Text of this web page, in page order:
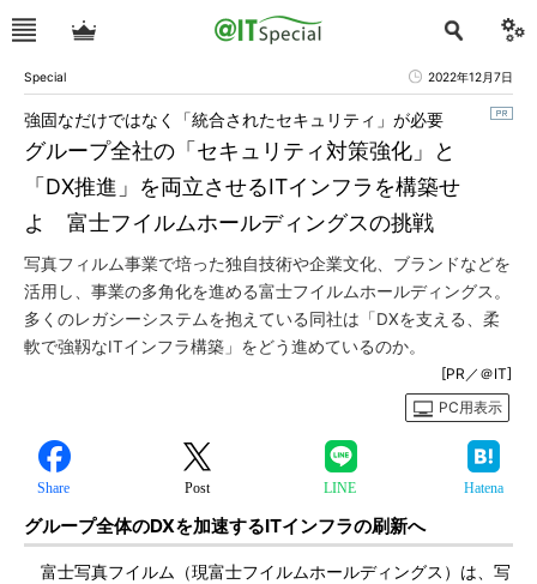
Special 2022年12月7日
グループ全社の「セキュリティ対策強化」と
「DX推進」を両立させるITインフラを構築せ
よ 富士フイルムホールディングスの挑戦
強固なだけではなく「統合されたセキュリティ」が必要
写真フィルム事業で培った独自技術や企業文化、ブランドなどを
活用し、事業の多角化を進める富士フイルムホールディングス。
多くのレガシーシステムを抱えている同社は「DXを支える、柔
軟で強靱なITインフラ構築」をどう進めているのか。
[PR／＠IT]
PC用表示
Share Post LINE Hatena
グループ全体のDXを加速するITインフラの刷新へ
富士写真フイルム（現富士フイルムホールディングス）は、写